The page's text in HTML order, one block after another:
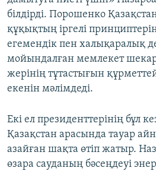
білдірді. Порошенко
құқықтың іргелі
егемендік пен халықаралық
мойындалған мемлекет
жерінің тұтастығын
екенін мәлімдеді.
Екі ел президенттерінің бұл
Қазақстан арасында тауар
азайған шақта өтіп жатыр.
өзара сауданың бәсеңдеуі